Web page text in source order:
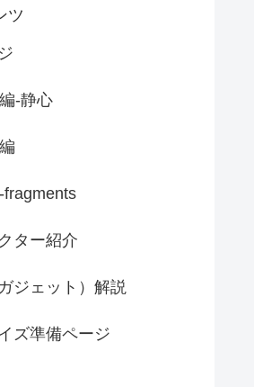
ツ
-静心
fragments
ター紹介
ジェット）解説
ズ準備ページ